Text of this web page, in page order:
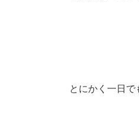
とにかく一日で